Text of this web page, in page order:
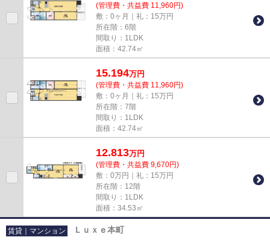
(管理費・共益費 11,960円)
敷：0ヶ月｜礼：15万円
所在階：6階
間取り：1LDK
面積：42.74㎡
15.194万円
(管理費・共益費 11,960円)
敷：0ヶ月｜礼：15万円
所在階：7階
間取り：1LDK
面積：42.74㎡
12.813万円
(管理費・共益費 9,670円)
敷：0万円｜礼：15万円
所在階：12階
間取り：1LDK
面積：34.53㎡
賃貸｜マンション Ｌｕｘｅ本町